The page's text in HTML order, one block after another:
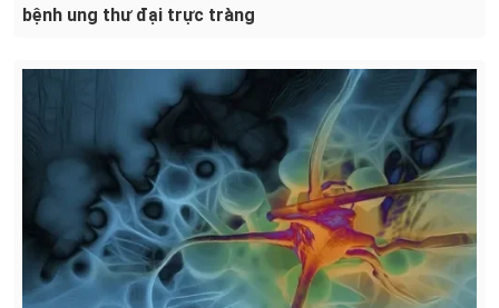
bệnh ung thư đại trực tràng